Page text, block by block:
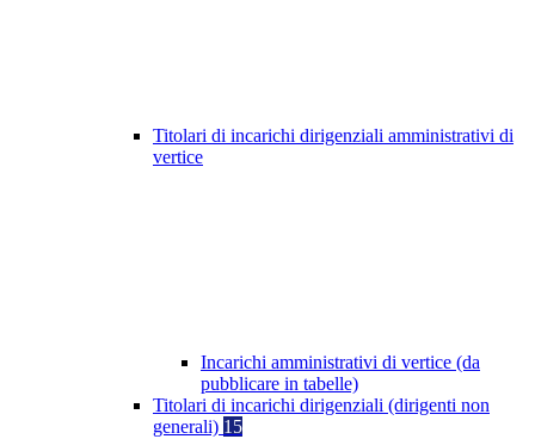
Titolari di incarichi dirigenziali amministrativi di
vertice
Incarichi amministrativi di vertice (da
pubblicare in tabelle)
Titolari di incarichi dirigenziali (dirigenti non
generali) 15